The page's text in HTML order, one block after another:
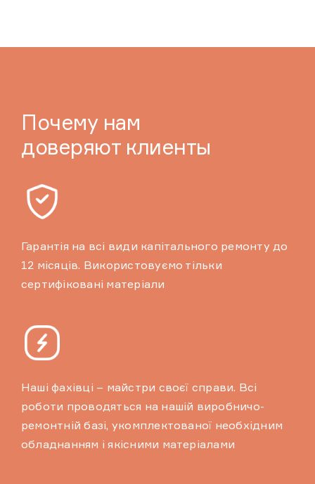
Почему нам
доверяют клиенты
Гарантія на всі види капітального ремонту до
12 місяців. Використовуємо тільки
сертифіковані матеріали
Наші фахівці – майстри своєї справи. Всі
роботи проводяться на нашій виробничо-
ремонтній базі, укомплектованої необхідним
обладнанням і якісними матеріалами